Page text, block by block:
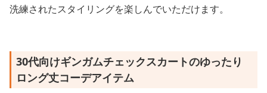
洗練されたスタイリングを楽しんでいただけます。
30代向けギンガムチェックスカートのゆったり
ロング丈コーデアイテム